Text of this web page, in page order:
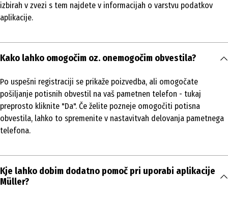
izbirah v zvezi s tem najdete v informacijah o varstvu podatkov
aplikacije.
Kako lahko omogočim oz. onemogočim obvestila?
Po uspešni registraciji se prikaže poizvedba, ali omogočate
pošiljanje potisnih obvestil na vaš pametnen telefon - tukaj
preprosto kliknite "Da". Če želite pozneje omogočiti potisna
obvestila, lahko to spremenite v nastavitvah delovanja pametnega
telefona.
Kje lahko dobim dodatno pomoč pri uporabi aplikacije
Müller?